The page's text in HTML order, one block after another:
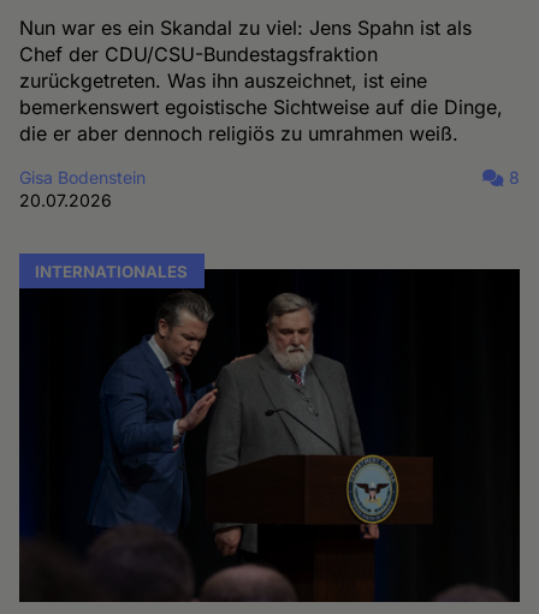
Nun war es ein Skandal zu viel: Jens Spahn ist als
Chef der CDU/CSU-Bundestagsfraktion
zurückgetreten. Was ihn auszeichnet, ist eine
bemerkenswert egoistische Sichtweise auf die Dinge,
die er aber dennoch religiös zu umrahmen weiß.
Gisa Bodenstein
20.07.2026
8
INTERNATIONALES